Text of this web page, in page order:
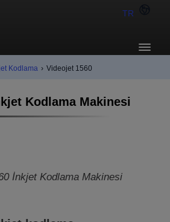
TR
Kodlama › Videojet 1560
Kodlama Makinesi
İnkjet Kodlama Makinesi